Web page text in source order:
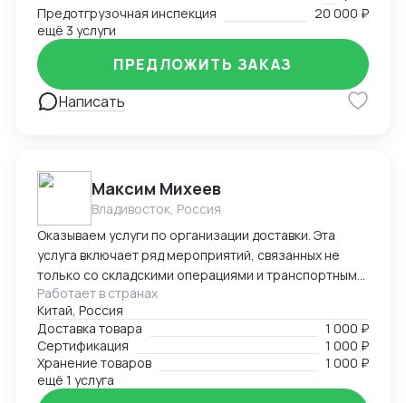
Предотгрузочная инспекция
20 000 ₽
ещё 3 услуги
Написать
ПРЕДЛОЖИТЬ ЗАКАЗ
Максим Михеев
Владивосток, Россия
Оказываем услуги по организации доставки. Эта
услуга включает ряд мероприятий, связанных не
только со складскими операциями и транспортным
сопровождением. В нее также входит таможенное
оформление, помощь в заполнении необходимой
сопроводительной и разрешительной
документации.
Работает в странах
Китай, Россия
Доставка товара
1 000 ₽
Сертификация
1 000 ₽
Хранение товаров
1 000 ₽
ещё 1 услуга